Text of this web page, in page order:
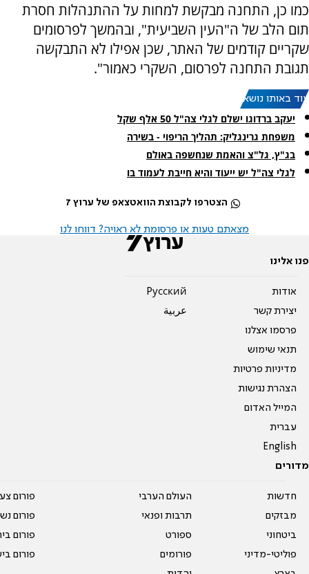
כמו כן, התחנה מבקשת למחות על ההתנהלות חסרת
תום הלב של ה"העין השביעית", ובהמשך לפרסומים
שקריים קודמים של האתר, שכן אפילו לא התבקשה
תגובת התחנה לפרסום, השקרי כאמור".
עוד באותו נושא:
יעקב ברדוגו ישלם לגלי צה"ל 50 אלף שקל
משפחת גרינגליק: תהליך הריפוי - בשירה
בג"ץ, גל"צ והאמת שנחשפה באולם
לגלי צה"ל יש ייעוד והיא חייבת לעמוד בו
הצטרפו לקבוצת הוואטצאפ של ערוץ 7
מצאתם טעות או פרסומת לא ראויה? דווחו לנו
פנו אלינו
אודות
יצירת קשר
פרסמו אצלנו
תנאי שימוש
מדיניות פרטיות
הצהרת נגישות
המייל האדום
עברית
English
Pусский
عربية
מדורים
חדשות
מבזקים
ביטחוני
פוליטי-מדיני
העולם הערבי
תרבות ופנאי
ספורט
פורומים
פורום
פורום
פורום
פורום